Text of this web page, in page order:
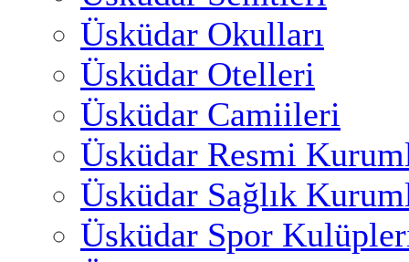
Üsküdar Okulları
Üsküdar Otelleri
Üsküdar Camiileri
Üsküdar Resmi
Üsküdar Sağlık
Üsküdar Spor